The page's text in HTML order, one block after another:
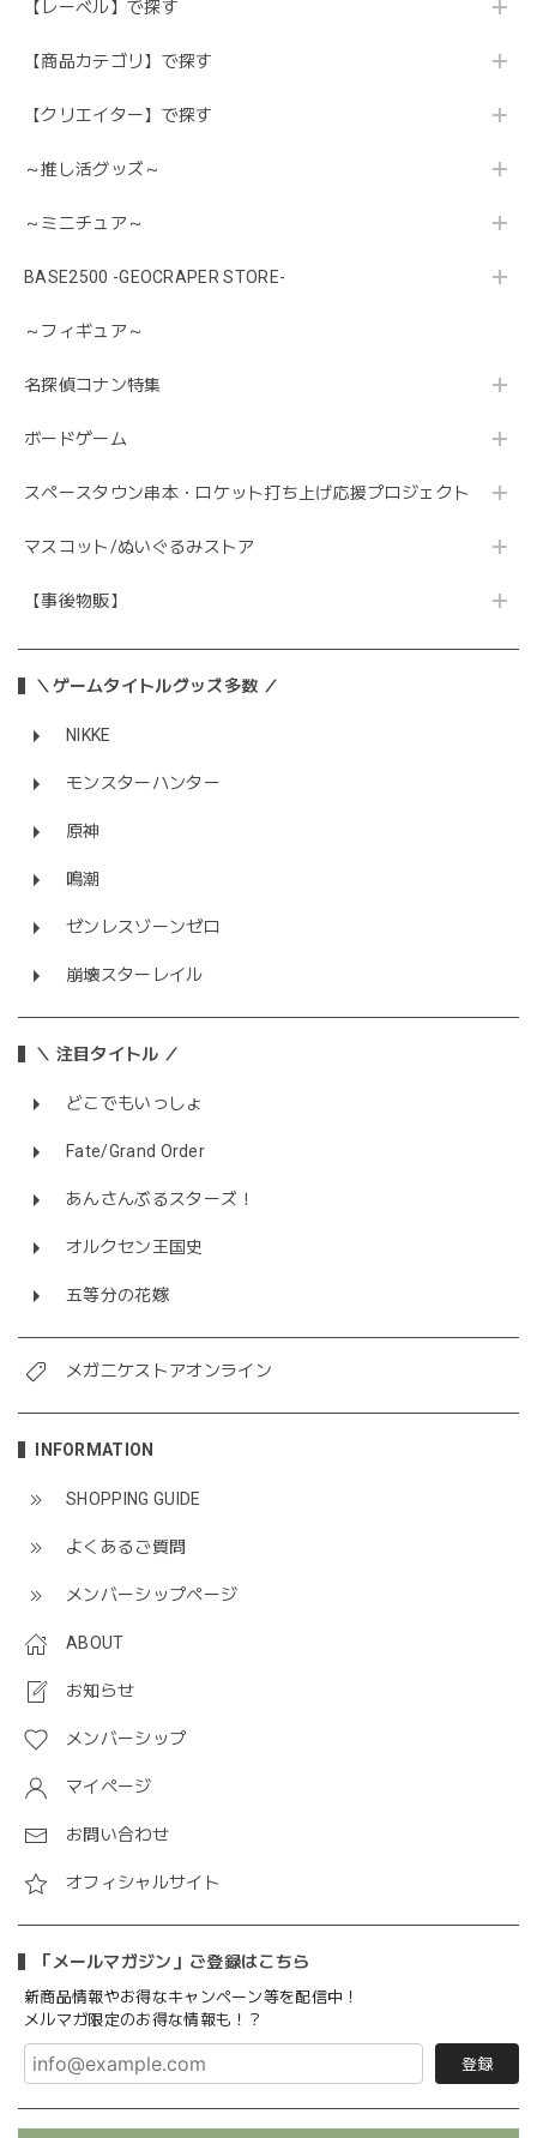
【レーベル】で探す
【商品カテゴリ】で探す
【クリエイター】で探す
～推し活グッズ～
～ミニチュア～
BASE2500 -GEOCRAPER STORE-
～フィギュア～
名探偵コナン特集
ボードゲーム
スペースタウン串本・ロケット打ち上げ応援プロジェクト
マスコット/ぬいぐるみストア
【事後物販】
＼ゲームタイトルグッズ多数 ／
NIKKE
モンスターハンター
原神
鳴潮
ゼンレスゾーンゼロ
崩壊スターレイル
＼ 注目タイトル ／
どこでもいっしょ
Fate/Grand Order
あんさんぶるスターズ！
オルクセン王国史
五等分の花嫁
メガニケストアオンライン
INFORMATION
SHOPPING GUIDE
よくあるご質問
メンバーシップページ
ABOUT
お知らせ
メンバーシップ
マイページ
お問い合わせ
オフィシャルサイト
「メールマガジン」ご登録はこちら
新商品情報やお得なキャンペーン等を配信中！
メルマガ限定のお得な情報も！？
登録